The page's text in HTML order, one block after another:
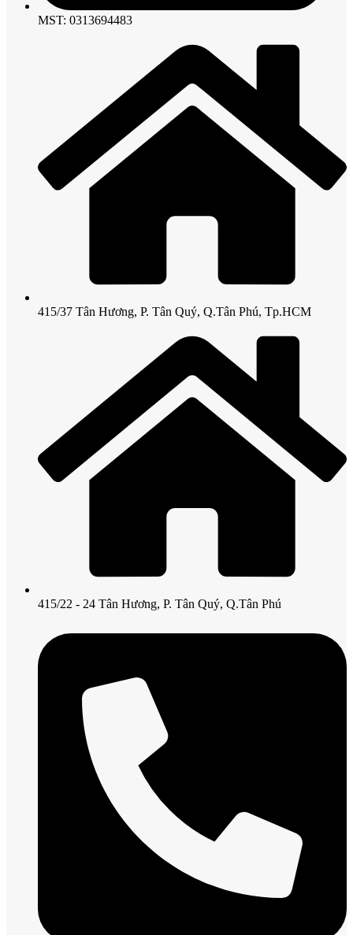
MST: 0313694483
415/37 Tân Hương, P. Tân Quý, Q.Tân Phú, Tp.HCM
415/22 - 24 Tân Hương, P. Tân Quý, Q.Tân Phú